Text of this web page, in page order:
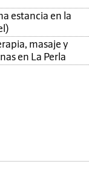
estancia en la
masaje y
en La Perla